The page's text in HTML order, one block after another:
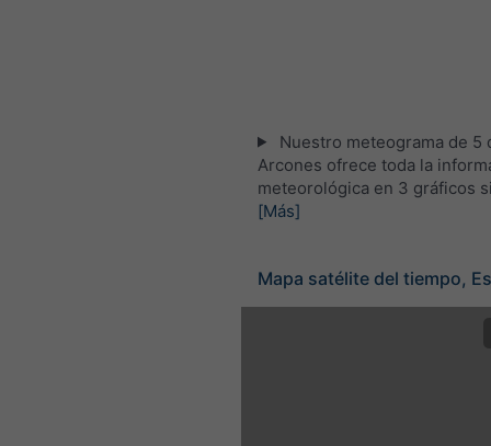
Nuestro meteograma de 5
Arcones ofrece toda la
meteorológica en 3 gráficos
[Más]
Mapa satélite del tiempo,